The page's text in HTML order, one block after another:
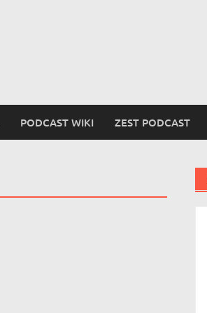
PODCAST WIKI ZEST PODCAST